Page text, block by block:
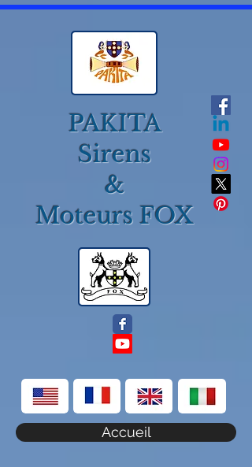
PAKITA
Sirens
&
Moteurs FOX
Accueil